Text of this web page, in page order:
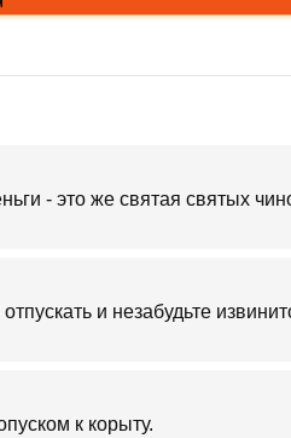
- это же святая святых
и незабудьте
к корыту.